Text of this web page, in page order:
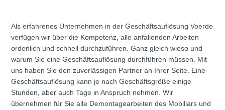
Als erfahrenes Unternehmen in der Geschäftsauflösung Voerde
verfügen wir über die Kompetenz, alle anfallenden Arbeiten
ordenlich und schnell durchzuführen. Ganz gleich wieso und
warum Sie eine Geschäftsauflösung durchführen müssen. Mit
uns haben Sie den zuverlässigen Partner an Ihrer Seite. Eine
Geschäftsauflösung kann je nach Geschäftsgröße einige
Stunden, aber auch Tage in Anspruch nehmen. Wir
übernehmen für Sie alle Demontagearbeiten des Mobiliars und